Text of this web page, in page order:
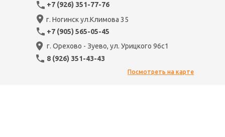
г. Ногинск ул.Климова 35
+7 (905) 565-05-45
г. Орехово - Зуево, ул. Урицкого 96с1
8 (926) 351-43-43
+7 (926) 351-77-76
Посмотреть на карте